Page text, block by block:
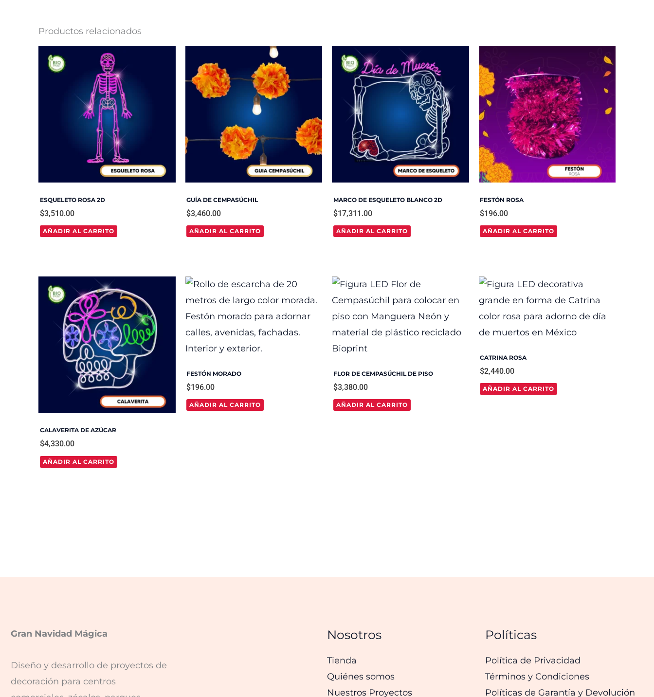
Productos relacionados
ESQUELETO ROSA 2D
$3,510.00
AÑADIR AL CARRITO
GUÍA DE CEMPASÚCHIL
$3,460.00
AÑADIR AL CARRITO
MARCO DE ESQUELETO BLANCO 2D
$17,311.00
AÑADIR AL CARRITO
FESTÓN ROSA
$196.00
AÑADIR AL CARRITO
CALAVERITA DE AZÚCAR
$4,330.00
AÑADIR AL CARRITO
FESTÓN MORADO
$196.00
AÑADIR AL CARRITO
FLOR DE CEMPASÚCHIL DE PISO
$3,380.00
AÑADIR AL CARRITO
CATRINA ROSA
$2,440.00
AÑADIR AL CARRITO
Gran Navidad Mágica
Diseño y desarrollo de proyectos de
decoración para centros
Nosotros
Tienda
Quiénes somos
Nuestros Proyectos
Políticas
Política de Privacidad
Términos y Condiciones
Políticas de Garantía y Devolución